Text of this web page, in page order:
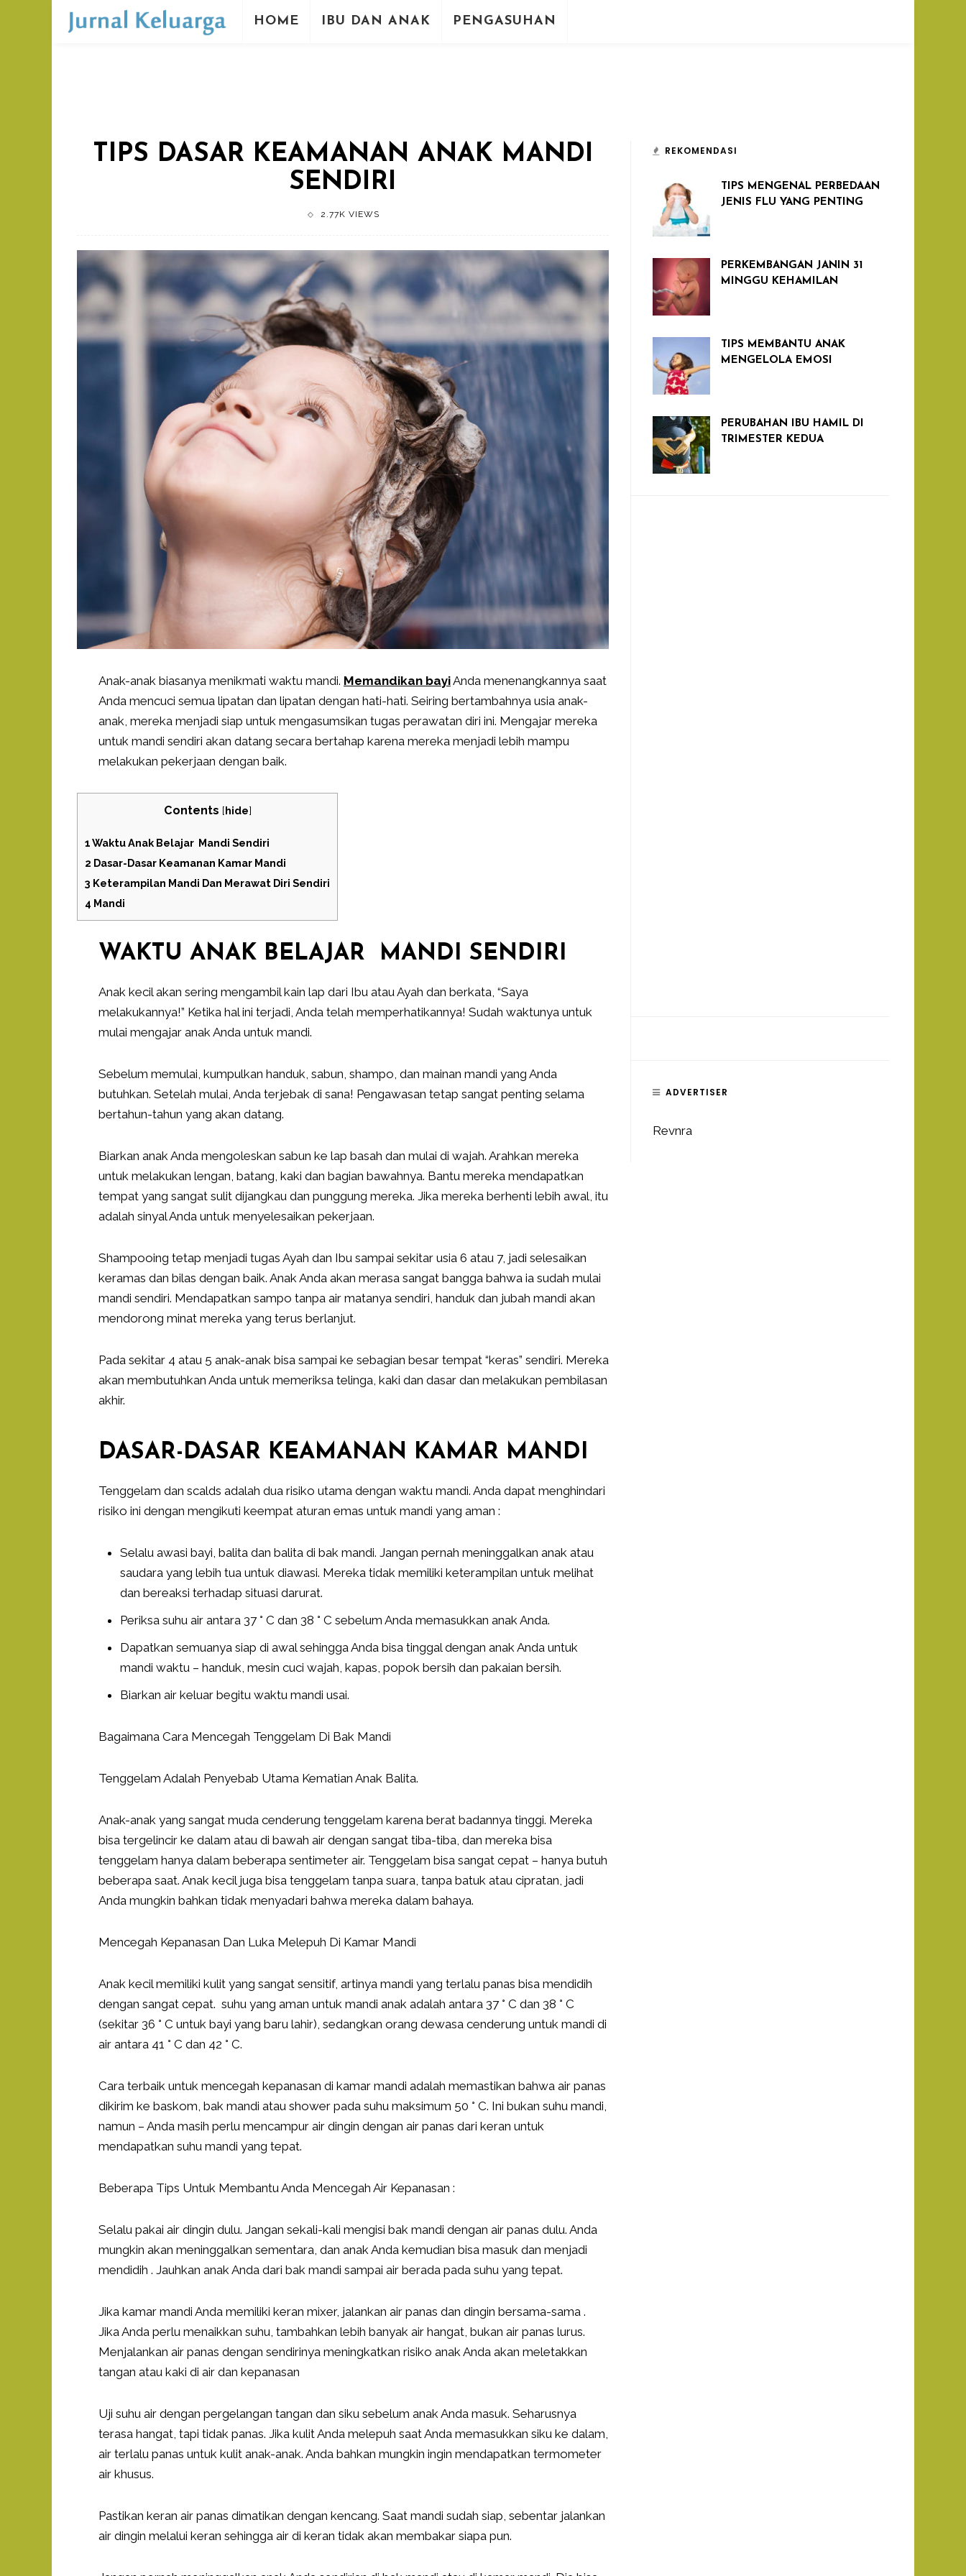
HOME IBU DAN ANAK PENGASUHAN
TIPS DASAR KEAMANAN ANAK MANDI
SENDIRI
2.77K VIEWS
Anak-anak biasanya menikmati waktu mandi. Memandikan bayiAnda menenangkannya saat
Anda mencuci semua lipatan dan lipatan dengan hati-hati. Seiring bertambahnya usia anak-
anak, mereka menjadi siap untuk mengasumsikan tugas perawatan diri ini. Mengajar mereka
untuk mandi sendiri akan datang secara bertahap karena mereka menjadi lebih mampu
melakukan pekerjaan dengan baik.
Contents [hide]
1Waktu Anak Belajar Mandi Sendiri
2 Dasar-Dasar Keamanan Kamar Mandi
3 Keterampilan Mandi Dan Merawat Diri Sendiri
4 Mandi
WAKTU ANAK BELAJAR MANDI SENDIRI
Anak kecil akan sering mengambil kain lap dari Ibu atau Ayah dan berkata, “Saya
melakukannya!” Ketika hal ini terjadi, Anda telah memperhatikannya! Sudah waktunya untuk
mulai mengajar anak Anda untuk mandi.
Sebelum memulai, kumpulkan handuk, sabun, shampo, dan mainan mandi yang Anda
butuhkan. Setelah mulai, Anda terjebak di sana! Pengawasan tetap sangat penting selama
bertahun-tahun yang akan datang.
Biarkan anak Anda mengoleskan sabun ke lap basah dan mulai di wajah. Arahkan mereka
untuk melakukan lengan, batang, kaki dan bagian bawahnya. Bantu mereka mendapatkan
tempat yang sangat sulit dijangkau dan punggung mereka. Jika mereka berhenti lebih awal, itu
adalah sinyal Anda untuk menyelesaikan pekerjaan.
Shampooing tetap menjadi tugas Ayah dan Ibu sampai sekitar usia 6 atau 7, jadi selesaikan
keramas dan bilas dengan baik. Anak Anda akan merasa sangat bangga bahwa ia sudah mulai
mandi sendiri. Mendapatkan sampo tanpa air matanya sendiri, handuk dan jubah mandi akan
mendorong minat mereka yang terus berlanjut.
Pada sekitar 4 atau 5 anak-anak bisa sampai ke sebagian besar tempat “keras” sendiri. Mereka
akan membutuhkan Anda untuk memeriksa telinga, kaki dan dasar dan melakukan pembilasan
akhir.
DASAR-DASAR KEAMANAN KAMAR MANDI
Tenggelam dan scalds adalah dua risiko utama dengan waktu mandi. Anda dapat menghindari
risiko ini dengan mengikuti keempat aturan emas untuk mandi yang aman :
Selalu awasi bayi, balita dan balita di bak mandi. Jangan pernah meninggalkan anak atau
saudara yang lebih tua untuk diawasi. Mereka tidak memiliki keterampilan untuk melihat
dan bereaksi terhadap situasi darurat.
Periksa suhu air antara 37 ° C dan 38 ° C sebelum Anda memasukkan anak Anda.
Dapatkan semuanya siap di awal sehingga Anda bisa tinggal dengan anak Anda untuk
mandi waktu – handuk, mesin cuci wajah, kapas, popok bersih dan pakaian bersih.
Biarkan air keluar begitu waktu mandi usai.
Bagaimana Cara Mencegah Tenggelam Di Bak Mandi
Tenggelam Adalah Penyebab Utama Kematian Anak Balita.
Anak-anak yang sangat muda cenderung tenggelam karena berat badannya tinggi. Mereka
bisa tergelincir ke dalam atau di bawah air dengan sangat tiba-tiba, dan mereka bisa
tenggelam hanya dalam beberapa sentimeter air. Tenggelam bisa sangat cepat – hanya butuh
beberapa saat. Anak kecil juga bisa tenggelam tanpa suara, tanpa batuk atau cipratan, jadi
Anda mungkin bahkan tidak menyadari bahwa mereka dalam bahaya.
Mencegah Kepanasan Dan Luka Melepuh Di Kamar Mandi
Anak kecil memiliki kulit yang sangat sensitif, artinya mandi yang terlalu panas bisa mendidih
dengan sangat cepat. suhu yang aman untuk mandi anak adalah antara 37 ° C dan 38 ° C
(sekitar 36 ° C untuk bayi yang baru lahir), sedangkan orang dewasa cenderung untuk mandi di
air antara 41 ° C dan 42 ° C.
Cara terbaik untuk mencegah kepanasan di kamar mandi adalah memastikan bahwa air panas
dikirim ke baskom, bak mandi atau shower pada suhu maksimum 50 ° C. Ini bukan suhu mandi,
namun – Anda masih perlu mencampur air dingin dengan air panas dari keran untuk
mendapatkan suhu mandi yang tepat.
Beberapa Tips Untuk Membantu Anda Mencegah Air Kepanasan :
Selalu pakai air dingin dulu. Jangan sekali-kali mengisi bak mandi dengan air panas dulu. Anda
mungkin akan meninggalkan sementara, dan anak Anda kemudian bisa masuk dan menjadi
mendidih . Jauhkan anak Anda dari bak mandi sampai air berada pada suhu yang tepat.
Jika kamar mandi Anda memiliki keran mixer, jalankan air panas dan dingin bersama-sama .
Jika Anda perlu menaikkan suhu, tambahkan lebih banyak air hangat, bukan air panas lurus.
Menjalankan air panas dengan sendirinya meningkatkan risiko anak Anda akan meletakkan
tangan atau kaki di air dan kepanasan
Uji suhu air dengan pergelangan tangan dan siku sebelum anak Anda masuk. Seharusnya
terasa hangat, tapi tidak panas. Jika kulit Anda melepuh saat Anda memasukkan siku ke dalam,
air terlalu panas untuk kulit anak-anak. Anda bahkan mungkin ingin mendapatkan termometer
air khusus.
Pastikan keran air panas dimatikan dengan kencang. Saat mandi sudah siap, sebentar jalankan
air dingin melalui keran sehingga air di keran tidak akan membakar siapa pun.
REKOMENDASI
TIPS MENGENAL PERBEDAAN
JENIS FLU YANG PENTING
PERKEMBANGAN JANIN 31
MINGGU KEHAMILAN
TIPS MEMBANTU ANAK
MENGELOLA EMOSI
PERUBAHAN IBU HAMIL DI
TRIMESTER KEDUA
ADVERTISER
Revnra